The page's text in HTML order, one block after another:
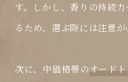
す。しかし、香りの持続
るため、選ぶ際には注意が
次に、中価格帯のオード